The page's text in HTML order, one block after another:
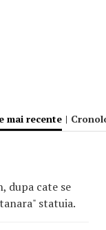
mai recente |
dupa cate se
statuia.